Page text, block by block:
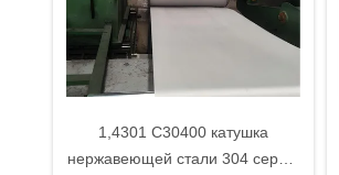
1,4301 С30400 катушка
нержавеющей стали 304 серий,